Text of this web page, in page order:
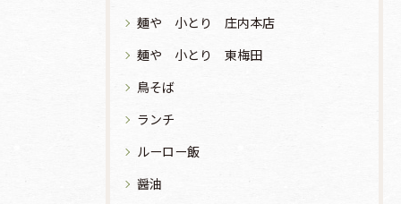
麺や 小とり 庄内本店
麺や 小とり 東梅田
鳥そば
ランチ
ルーロー飯
醤油